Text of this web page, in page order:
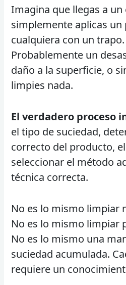
Imagina que llegas a
simplemente aplicas un
cualquiera con un trapo.
Probablemente un
daño a la superficie, o
limpies nada.
El verdadero proceso
el tipo de suciedad,
correcto del producto,
seleccionar el método
técnica correcta.
No es lo mismo limpiar
No es lo mismo limpiar
No es lo mismo una
suciedad acumulada.
requiere un